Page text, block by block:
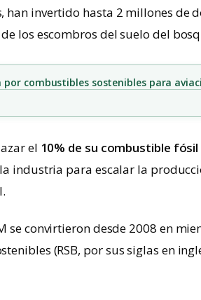
han invertido hasta 2 millones de
los escombros del suelo del
por combustibles sostenibles para
el 10% de su combustible fósil
industria para escalar la
se convirtieron desde 2008 en
(RSB, por sus siglas en